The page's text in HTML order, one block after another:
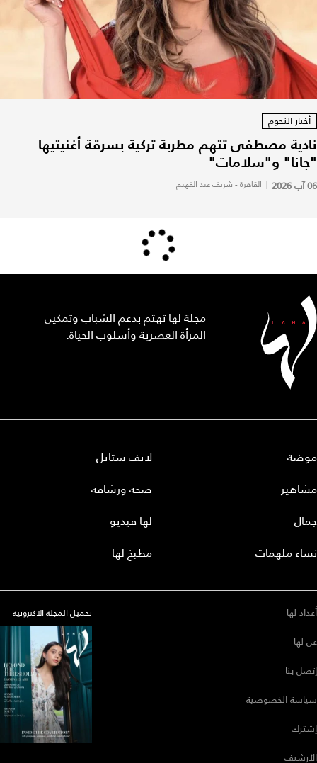
أخبار النجوم
نادية مصطفى تتهم مطربة تركية بسرقة أغنيتيها
"جانا" و"سلامات"
06 آب 2026 | القاهرة - شريف عبد الفهيم
مجلة لها تهتم بدعم الشباب وتمكين
المرأة العصرية وأسلوب الحياة.
موضة
مشاهير
جمال
نساء ملهمات
لايف ستايل
صحة ورشاقة
لها فيديو
مطبخ لها
أعداد لها
عن لها
إتصل بنا
سياسة الخصوصية
إشترك
الأرشيف
تحميل المجلة الاكترونية